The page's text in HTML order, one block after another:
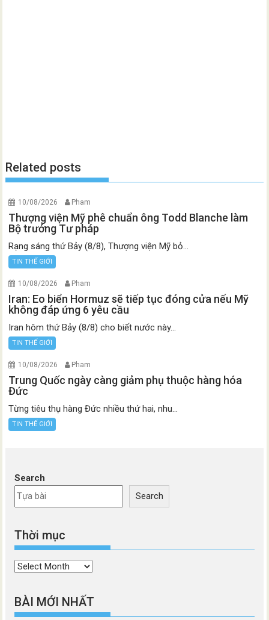
Related posts
10/08/2026 Pham
Thượng viện Mỹ phê chuẩn ông Todd Blanche làm
Bộ trưởng Tư pháp
Rạng sáng thứ Bảy (8/8), Thượng viện Mỹ bỏ...
TIN THẾ GIỚI
10/08/2026 Pham
Iran: Eo biển Hormuz sẽ tiếp tục đóng cửa nếu Mỹ
không đáp ứng 6 yêu cầu
Iran hôm thứ Bảy (8/8) cho biết nước này...
TIN THẾ GIỚI
10/08/2026 Pham
Trung Quốc ngày càng giảm phụ thuộc hàng hóa
Đức
Từng tiêu thụ hàng Đức nhiều thứ hai, nhu...
TIN THẾ GIỚI
Search
Search
Thời mục
Thời
BÀI MỚI NHẤT